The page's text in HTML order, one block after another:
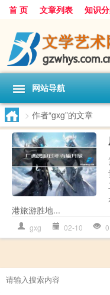
首 页 文章列表 知识
网站导航
> 作者“gxg”的文章
港旅游胜地...
gxg 02-10 0